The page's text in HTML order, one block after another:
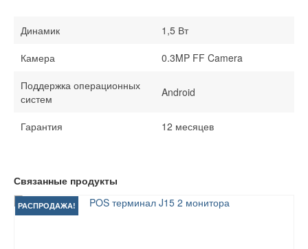
Динамик
1,5 Вт
Камера
0.3MP FF Camera
Поддержка операционных
систем
Android
Гарантия 12 месяцев
Связанные продукты
РАСПРОДАЖА!